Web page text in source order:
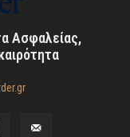
Ασφαλείας,